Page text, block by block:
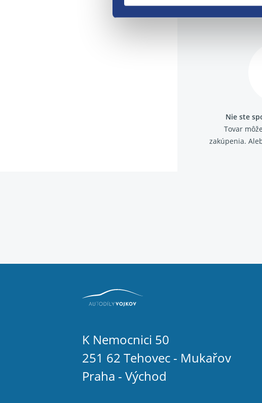
Nie ste
Tovar
zakúpenia.
K Nemocnici 50
251 62 Tehovec - Mukařov
Praha - Východ